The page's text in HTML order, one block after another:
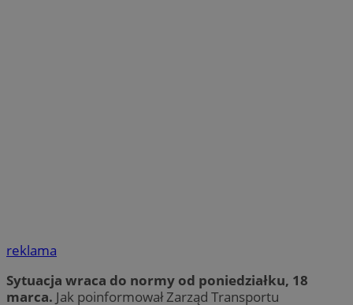
reklama
Sytuacja wraca do normy od poniedziałku, 18
marca. Jak poinformował Zarząd Transportu